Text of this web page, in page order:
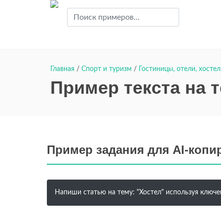
Главная / Спорт и туризм / Гостиницы, отели,
Пример текста на
Пример задания для AI-
Напиши статью на тему: "Хостел" используя